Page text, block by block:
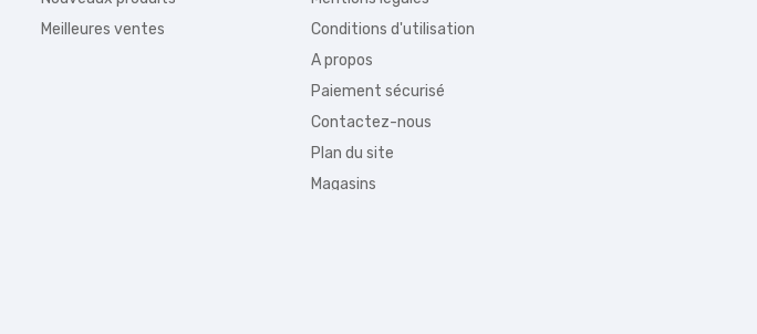
Meilleures ventes
Conditions d'utilisation
A propos
Paiement sécurisé
Contactez-nous
Plan du site
Magasins